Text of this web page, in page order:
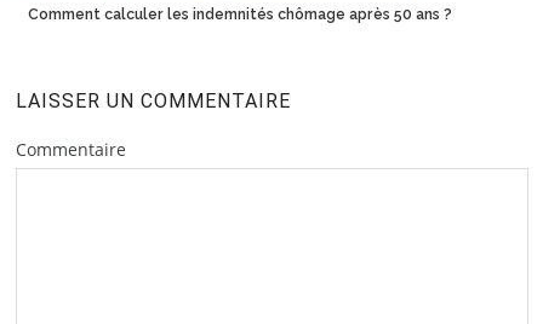
Comment calculer les indemnités chômage après 50 ans ?
LAISSER UN COMMENTAIRE
Commentaire